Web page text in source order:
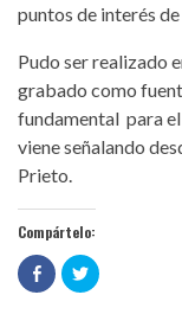
puntos de interés
Pudo ser realizado
grabado como
fundamental para
viene señalando
Prieto.
Compártelo:
Haz
clic
para
Haz
clic